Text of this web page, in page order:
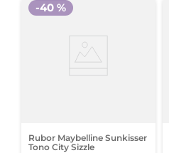
Rubor Maybelline Sunkisser
Tono City Sizzle
-40 %